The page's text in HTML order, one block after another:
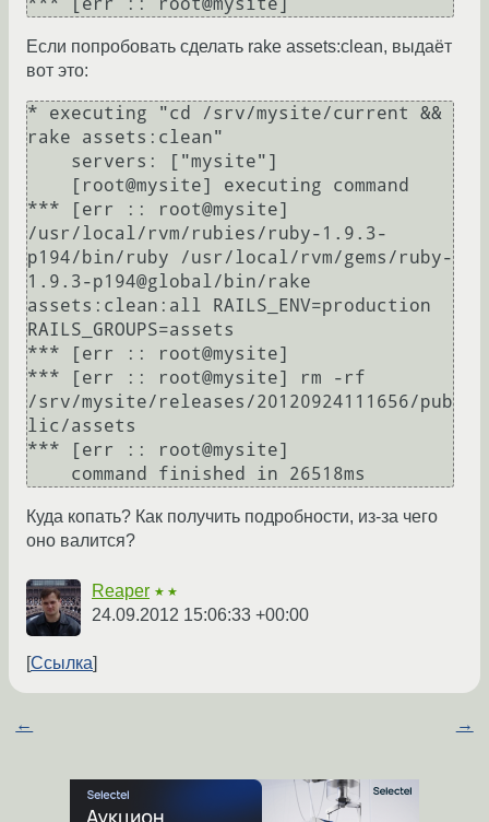
Если попробовать сделать rake assets:clean, выдаёт
вот это:
* executing "cd /srv/mysite/current &&
rake assets:clean"
*** [err :: root@mysite]
/usr/local/rvm/rubies/ruby-1.9.3-
p194/bin/ruby /usr/local/rvm/gems/ruby-
1.9.3-p194@global/bin/rake
assets:clean:all RAILS_ENV=production
RAILS_GROUPS=assets
*** [err :: root@mysite]
*** [err :: root@mysite] rm -rf
/srv/mysite/releases/20120924111656/pub
lic/assets
*** [err :: root@mysite]
Куда копать? Как получить подробности, из-за чего
оно валится?
Reaper ★★
24.09.2012 15:06:33 +00:00
Ссылка
← →